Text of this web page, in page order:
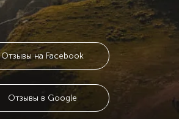
Отзывы на Facebook
Отзывы в Google